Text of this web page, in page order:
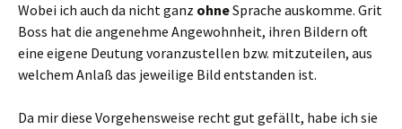
Wobei ich auch da nicht ganz ohneSprache auskomme. Grit
Boss hat die angenehme Angewohnheit, ihren Bildern oft
eine eigene Deutung voranzustellen bzw. mitzuteilen, aus
welchem Anlaß das jeweilige Bild entstanden ist.
Da mir diese Vorgehensweise recht gut gefällt, habe ich sie